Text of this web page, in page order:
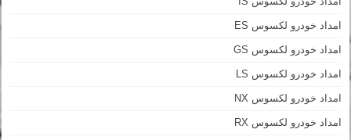
امداد خودرو لکسوس ES
امداد خودرو لکسوس GS
امداد خودرو لکسوس LS
امداد خودرو لکسوس NX
امداد خودرو لکسوس RX